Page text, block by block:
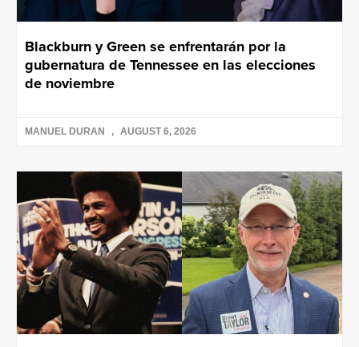
Blackburn y Green se enfrentarán por la
gubernatura de Tennessee en las elecciones
de noviembre
MANUEL DURAN AUGUST 6, 2026